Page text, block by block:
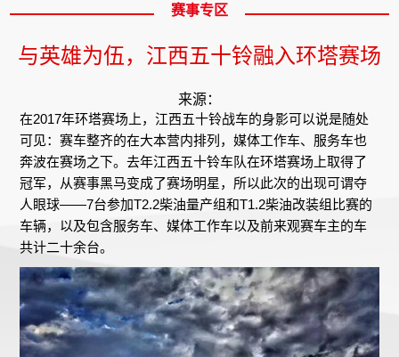
赛事专区
与英雄为伍，江西五十铃融入环塔赛场
来源：
在2017年环塔赛场上，江西五十铃战车的身影可以说是随处
可见：赛车整齐的在大本营内排列，媒体工作车、服务车也
奔波在赛场之下。去年江西五十铃车队在环塔赛场上取得了
冠军，从赛事黑马变成了赛场明星，所以此次的出现可谓夺
人眼球——7台参加T2.2柴油量产组和T1.2柴油改装组比赛的
车辆，以及包含服务车、媒体工作车以及前来观赛车主的车
共计二十余台。